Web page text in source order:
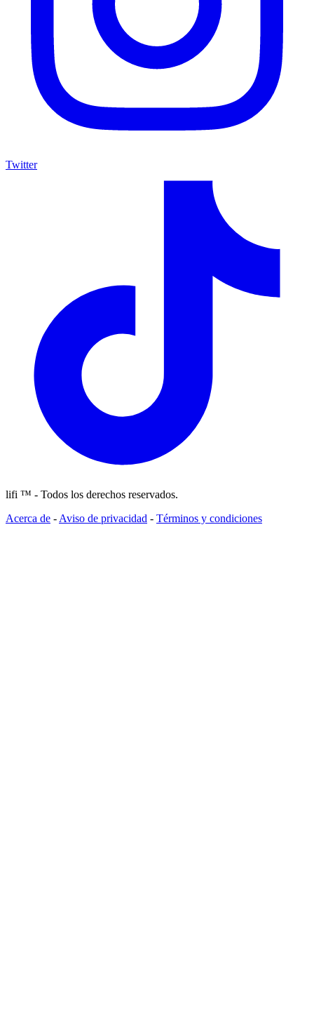
Twitter
lifi ™ - Todos los derechos reservados.
Acerca de - Aviso de privacidad - Términos y condiciones